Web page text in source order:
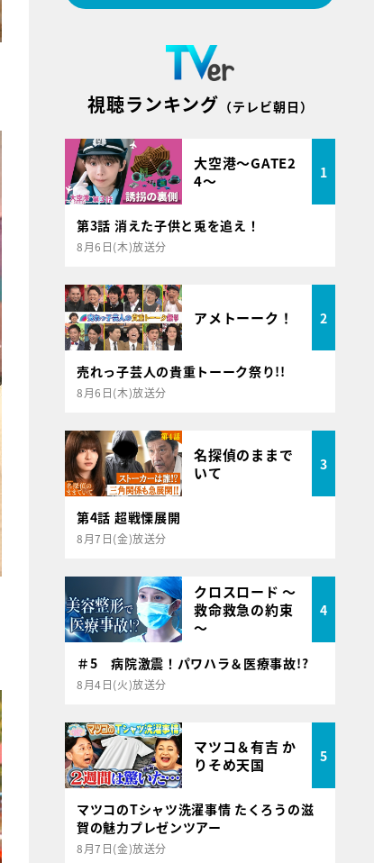
視聴ランキング （テレビ朝日）
大空港～GATE2
4～
1
第3話 消えた子供と兎を追え！
8月6日(木)放送分
アメトーーク！ 2
売れっ子芸人の貴重トーーク祭り!!
8月6日(木)放送分
名探偵のままで
いて
3
第4話 超戦慄展開
8月7日(金)放送分
クロスロード ～
救命救急の約束
～
4
＃5 病院激震！パワハラ＆医療事故!?
8月4日(火)放送分
マツコ＆有吉 か
りそめ天国
5
マツコのTシャツ洗濯事情 たくろうの滋
賀の魅力プレゼンツアー
8月7日(金)放送分